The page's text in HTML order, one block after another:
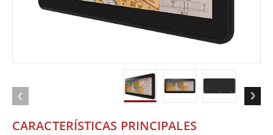
CARACTERÍSTICAS PRINCIPALES